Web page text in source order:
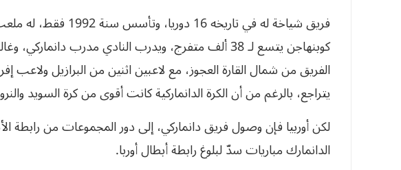
فريق شياخة له في تاريخه
كوبنهاجن يتسع لـ 38 ألف متفرج، ويدرب النادي مدرب
الفريق من شمال القارة العجوز، مع لاعبين اثنين من البرازيل
يتراجع، بالرغم من أن الكرة الدانماركية كانت أقوى من كرة السويد
لكن أوربيا فإن وصول فريق دانماركي، إلى دور المجموعات من
الدانمارك مباريات سدّ لبلوغ رابطة أبطال أوربا.